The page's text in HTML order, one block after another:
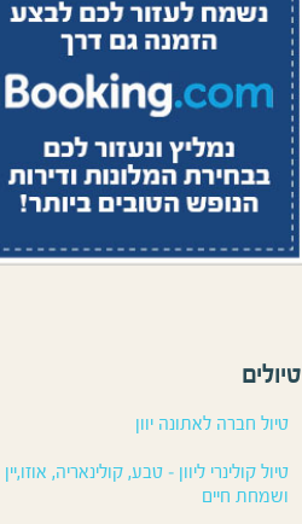
טיולים
טיול חברה לאתונה יוון
טיול קולינרי ליוון – טבע, קולינאריה, אוזו,יין
ושמחת חיים